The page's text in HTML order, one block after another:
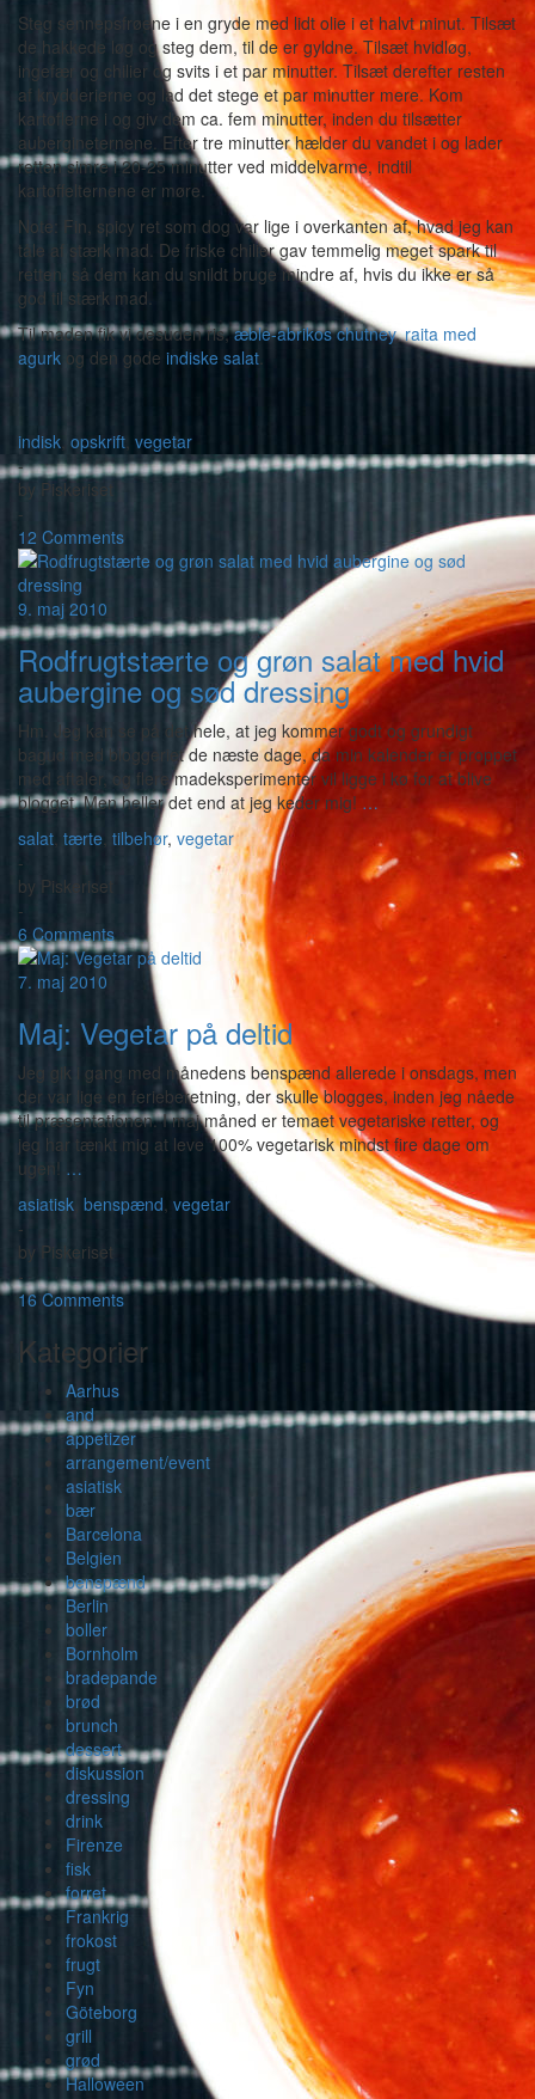
Steg sennepsfrøene i en gryde med lidt olie i et halvt minut. Tilsæt
de hakkede løg og steg dem, til de er gyldne. Tilsæt hvidløg,
ingefær og chilier og svits i et par minutter. Tilsæt derefter resten
af krydderierne og lad det stege et par minutter mere. Kom
kartoflerne i og giv dem ca. fem minutter, inden du tilsætter
aubergineternene. Efter tre minutter hælder du vandet i og lader
retten simre i 20-25 minutter ved middelvarme, indtil
kartoffelternene er møre.
Note: Fin, spicy ret som dog var lige i overkanten af, hvad jeg kan
tåle af stærk mad. De friske chilier gav temmelig meget spark til
retten, så dem kan du snildt bruge mindre af, hvis du ikke er så
god til stærk mad.
Til maden fik vi desuden ris,æble-abrikos chutney,raita med
agurk og den gode indiske salat.
indisk, opskrift, vegetar
-
by Piskeriset
-
12 Comments
9. maj 2010
Rodfrugtstærte og grøn salat med hvid
aubergine og sød dressing
Hm. Jeg kan se på det hele, at jeg kommer godt og grundigt
bagud med bloggeriet de næste dage, da min kalender er proppet
med aftaler, og flere madeksperimenter vil ligge i kø for at blive
blogget. Men heller det end at jeg keder mig! …
salat, tærte, tilbehør, vegetar
-
by Piskeriset
-
6 Comments
7. maj 2010
Maj: Vegetar på deltid
Jeg gik i gang med månedens benspænd allerede i onsdags, men
der var lige en ferieberetning, der skulle blogges, inden jeg nåede
til præsentationen. I maj måned er temaet vegetariske retter, og
jeg har tænkt mig at leve 100% vegetarisk mindst fire dage om
ugen! …
asiatisk benspænd, vegetar
-
by Piskeriset
-
16 Comments
Kategorier
Aarhus
and
appetizer
arrangement/event
asiatisk
bær
Barcelona
Belgien
benspænd
Berlin
boller
Bornholm
bradepande
brød
brunch
dessert
diskussion
dressing
drink
Firenze
fisk
forret
Frankrig
frokost
frugt
Fyn
Göteborg
grill
grød
Halloween